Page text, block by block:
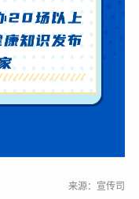
来源：宣传司